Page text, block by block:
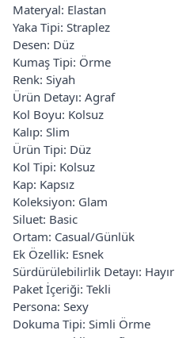
Materyal: Elastan
Yaka Tipi: Straplez
Desen: Düz
Kumaş Tipi: Örme
Renk: Siyah
Ürün Detayı: Agraf
Kol Boyu: Kolsuz
Kalıp: Slim
Ürün Tipi: Düz
Kol Tipi: Kolsuz
Kap: Kapsız
Koleksiyon: Glam
Siluet: Basic
Ortam: Casual/Günlük
Ek Özellik: Esnek
Sürdürülebilirlik Detayı: Hayır
Paket İçeriği: Tekli
Persona: Sexy
Dokuma Tipi: Simli Örme